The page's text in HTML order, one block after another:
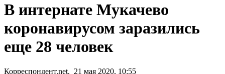
В интернате Мукачево
коронавирусом заразились
еще 28 человек
Корреспондент.net, 21 мая 2020, 10:55